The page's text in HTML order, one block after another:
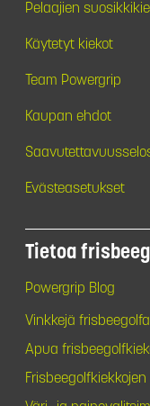
Pelaajien
Käytetyt kiekot
Team Powergrip
Kaupan ehdot
Evästeasetukset
Tietoa
Powergrip Blog
Vinkkejä
Apua